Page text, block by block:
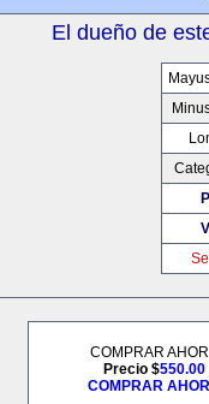
El dueño de
COMPRAR
Precio $550.00
COMPRAR